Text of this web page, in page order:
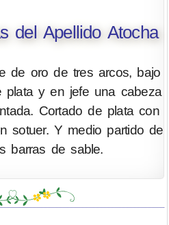
del Apellido Atocha
de oro de tres arcos, bajo
plata y en jefe una cabeza
Cortado de plata con
sotuer. Y medio partido de
barras de sable.